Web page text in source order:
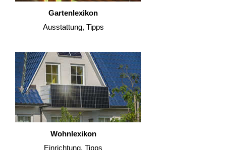
Gartenlexikon
Ausstattung, Tipps
Wohnlexikon
Einrichtung, Tipps